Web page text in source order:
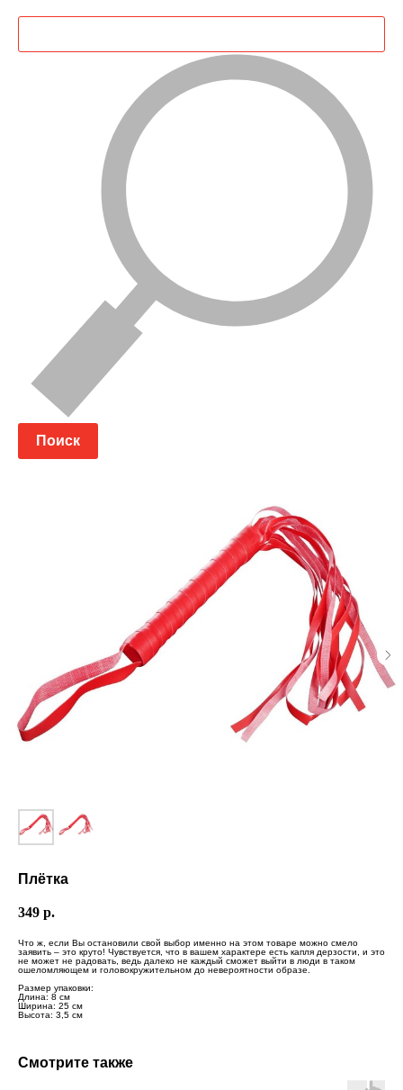
Поиск
Плётка
349 р.
Что ж, если Вы остановили свой выбор именно на этом товаре можно смело
заявить – это круто! Чувствуется, что в вашем характере есть капля дерзости, и это
не может не радовать, ведь далеко не каждый сможет выйти в люди в таком
ошеломляющем и головокружительном до невероятности образе.
Размер упаковки:
Длина: 8 см
Ширина: 25 см
Высота: 3,5 см
Смотрите также